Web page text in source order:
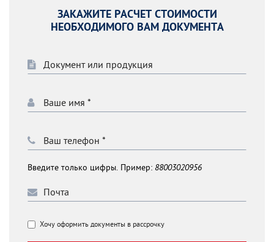
ЗАКАЖИТЕ РАСЧЕТ СТОИМОСТИ
НЕОБХОДИМОГО ВАМ ДОКУМЕНТА
Введите только цифры. Пример: 88003020956
Хочу оформить документы в рассрочку